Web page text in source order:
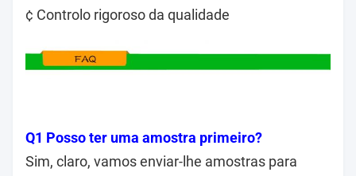
¢ Controlo rigoroso da qualidade
Q1 Posso ter uma amostra primeiro?
Sim, claro, vamos enviar-lhe amostras para